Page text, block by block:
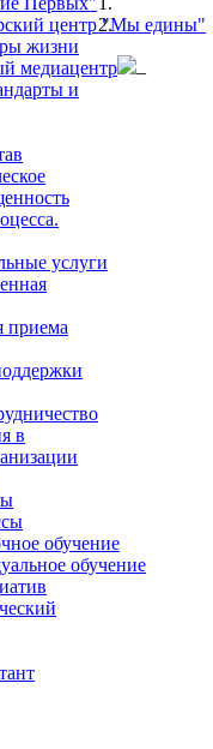
центр "Мы едины"
жизни
медиацентр
и
услуги
приема
в
обучение
обучение